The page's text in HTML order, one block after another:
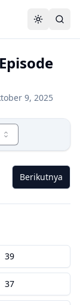
9, 2025
Berikutnya
39
37